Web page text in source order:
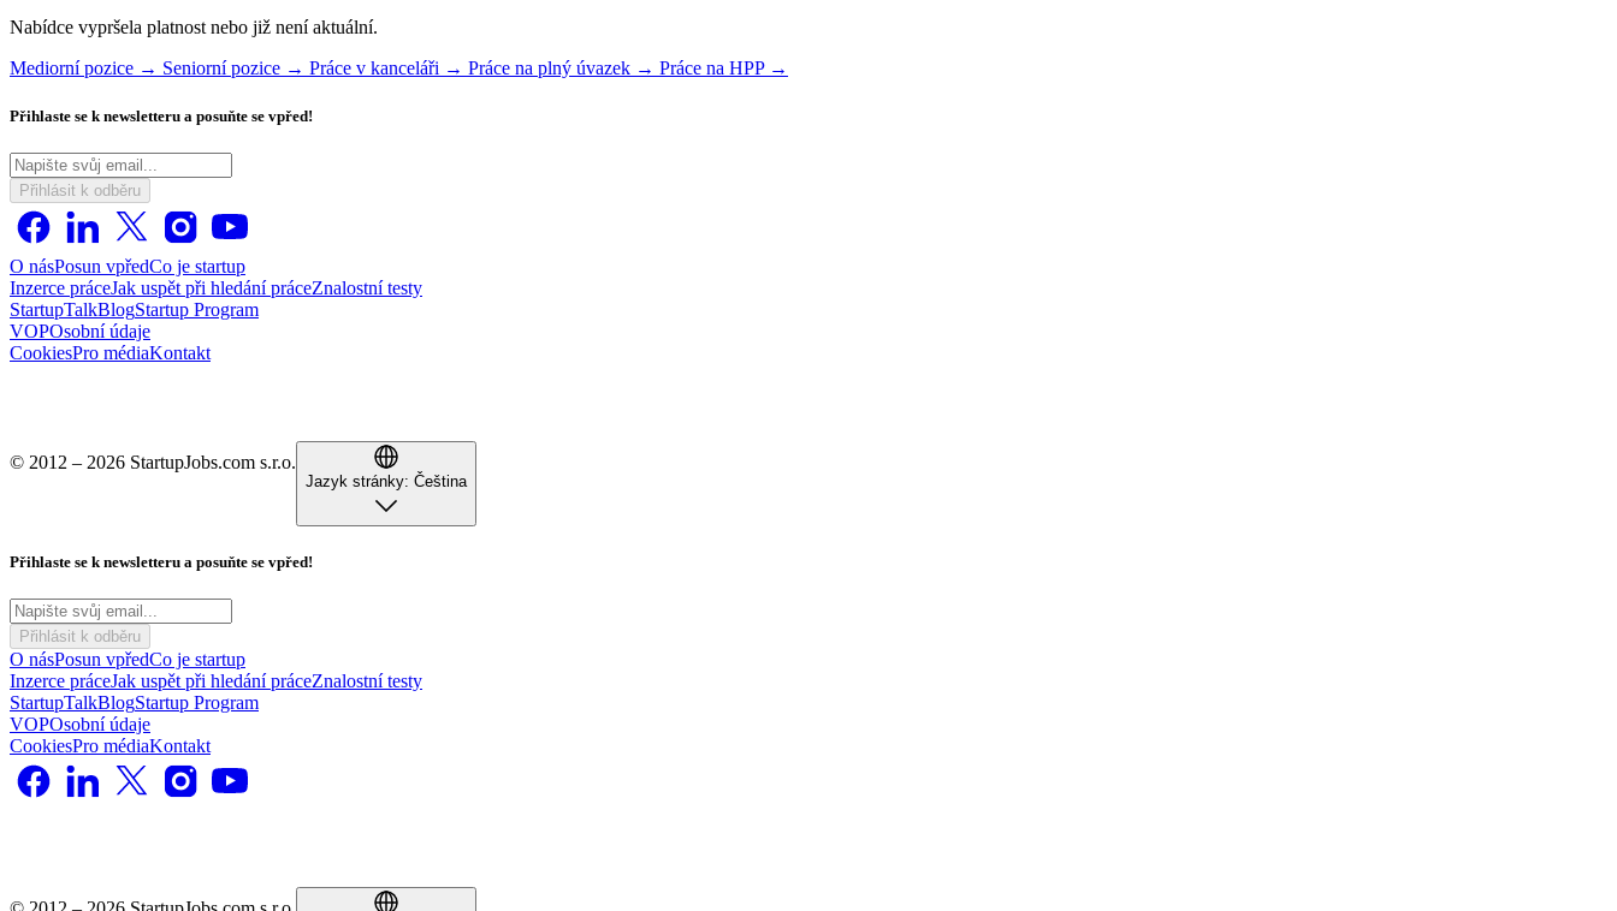
Nabídce vypršela platnost nebo již není aktuální.
Mediorní pozice → Seniorní pozice → Práce v kanceláři → Práce na plný úvazek → Práce na HPP →
Přihlaste se k newsletteru a posuňte se vpřed!
Přihlásit k odběru
O násPosun vpředCo je startup
Inzerce práceJak uspět při hledání práceZnalostní testy
StartupTalkBlogStartup Program
VOPOsobní údaje
CookiesPro médiaKontakt
© 2012 – 2026 StartupJobs.com s.r.o.
Jazyk stránky: Čeština
Přihlaste se k newsletteru a posuňte se vpřed!
Přihlásit k odběru
O násPosun vpředCo je startup
Inzerce práceJak uspět při hledání práceZnalostní testy
StartupTalkBlogStartup Program
VOPOsobní údaje
CookiesPro médiaKontakt